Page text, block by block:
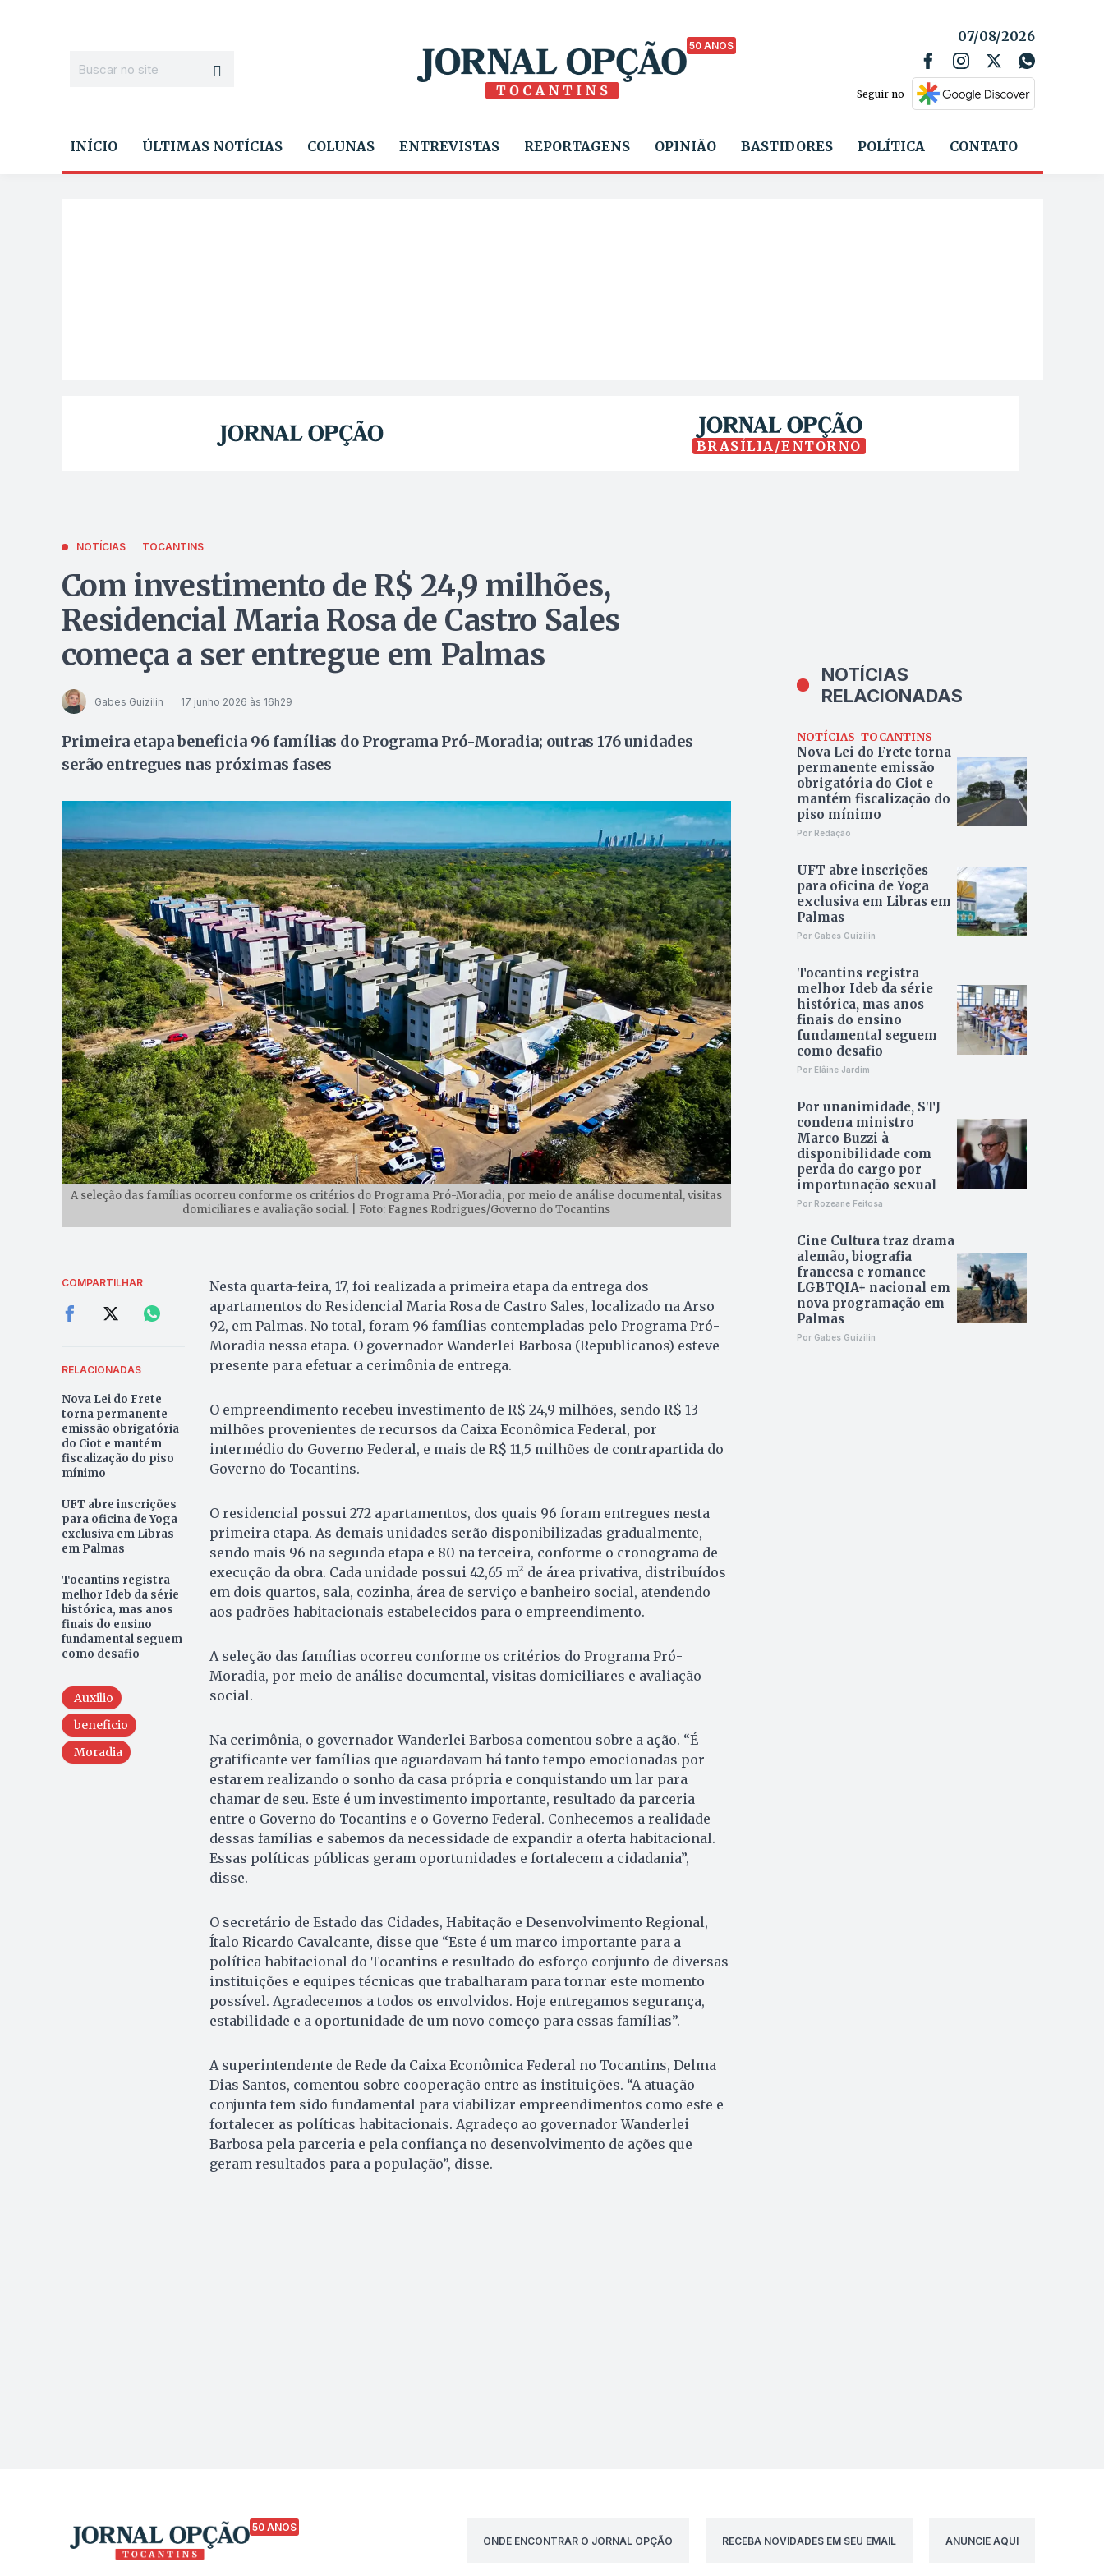
50 ANOS
07/08/2026
Seguir no
INÍCIO ÚLTIMAS NOTÍCIAS COLUNAS ENTREVISTAS REPORTAGENS OPINIÃO BASTIDORES POLÍTICA CONTATO
BRASÍLIA/ENTORNO
NOTÍCIAS TOCANTINS
Com investimento de R$ 24,9 milhões,
Residencial Maria Rosa de Castro Sales
começa a ser entregue em Palmas
Gabes Guizilin 17 junho 2026 às 16h29
Primeira etapa beneficia 96 famílias do Programa Pró-Moradia; outras 176 unidades
serão entregues nas próximas fases
A seleção das famílias ocorreu conforme os critérios do Programa Pró-Moradia, por meio de análise documental, visitas
domiciliares e avaliação social. | Foto: Fagnes Rodrigues/Governo do Tocantins
COMPARTILHAR
RELACIONADAS
Nova Lei do Frete
torna permanente
emissão obrigatória
do Ciot e mantém
fiscalização do piso
mínimo
UFT abre inscrições
para oficina de Yoga
exclusiva em Libras
em Palmas
Tocantins registra
melhor Ideb da série
histórica, mas anos
finais do ensino
fundamental seguem
como desafio
Auxilio
beneficio
Moradia
Nesta quarta-feira, 17, foi realizada a primeira etapa da entrega dos
apartamentos do Residencial Maria Rosa de Castro Sales, localizado na Arso
92, em Palmas. No total, foram 96 famílias contempladas pelo Programa Pró-
Moradia nessa etapa. O governador Wanderlei Barbosa (Republicanos) esteve
presente para efetuar a cerimônia de entrega.
O empreendimento recebeu investimento de R$ 24,9 milhões, sendo R$ 13
milhões provenientes de recursos da Caixa Econômica Federal, por
intermédio do Governo Federal, e mais de R$ 11,5 milhões de contrapartida do
Governo do Tocantins.
O residencial possui 272 apartamentos, dos quais 96 foram entregues nesta
primeira etapa. As demais unidades serão disponibilizadas gradualmente,
sendo mais 96 na segunda etapa e 80 na terceira, conforme o cronograma de
execução da obra. Cada unidade possui 42,65 m² de área privativa, distribuídos
em dois quartos, sala, cozinha, área de serviço e banheiro social, atendendo
aos padrões habitacionais estabelecidos para o empreendimento.
A seleção das famílias ocorreu conforme os critérios do Programa Pró-
Moradia, por meio de análise documental, visitas domiciliares e avaliação
social.
Na cerimônia, o governador Wanderlei Barbosa comentou sobre a ação. “É
gratificante ver famílias que aguardavam há tanto tempo emocionadas por
estarem realizando o sonho da casa própria e conquistando um lar para
chamar de seu. Este é um investimento importante, resultado da parceria
entre o Governo do Tocantins e o Governo Federal. Conhecemos a realidade
dessas famílias e sabemos da necessidade de expandir a oferta habitacional.
Essas políticas públicas geram oportunidades e fortalecem a cidadania”,
disse.
O secretário de Estado das Cidades, Habitação e Desenvolvimento Regional,
Ítalo Ricardo Cavalcante, disse que “Este é um marco importante para a
política habitacional do Tocantins e resultado do esforço conjunto de diversas
instituições e equipes técnicas que trabalharam para tornar este momento
possível. Agradecemos a todos os envolvidos. Hoje entregamos segurança,
estabilidade e a oportunidade de um novo começo para essas famílias”.
A superintendente de Rede da Caixa Econômica Federal no Tocantins, Delma
Dias Santos, comentou sobre cooperação entre as instituições. “A atuação
conjunta tem sido fundamental para viabilizar empreendimentos como este e
fortalecer as políticas habitacionais. Agradeço ao governador Wanderlei
Barbosa pela parceria e pela confiança no desenvolvimento de ações que
geram resultados para a população”, disse.
NOTÍCIAS
RELACIONADAS
NOTÍCIAS TOCANTINS
Nova Lei do Frete torna
permanente emissão
obrigatória do Ciot e
mantém fiscalização do
piso mínimo
Por Redação
UFT abre inscrições
para oficina de Yoga
exclusiva em Libras em
Palmas
Por Gabes Guizilin
Tocantins registra
melhor Ideb da série
histórica, mas anos
finais do ensino
fundamental seguem
como desafio
Por Elâine Jardim
Por unanimidade, STJ
condena ministro
Marco Buzzi à
disponibilidade com
perda do cargo por
importunação sexual
Por Rozeane Feitosa
Cine Cultura traz drama
alemão, biografia
francesa e romance
LGBTQIA+ nacional em
nova programação em
Palmas
Por Gabes Guizilin
50 ANOS
ONDE ENCONTRAR O JORNAL OPÇÃO
RECEBA NOVIDADES EM SEU EMAIL ANUNCIE AQUI